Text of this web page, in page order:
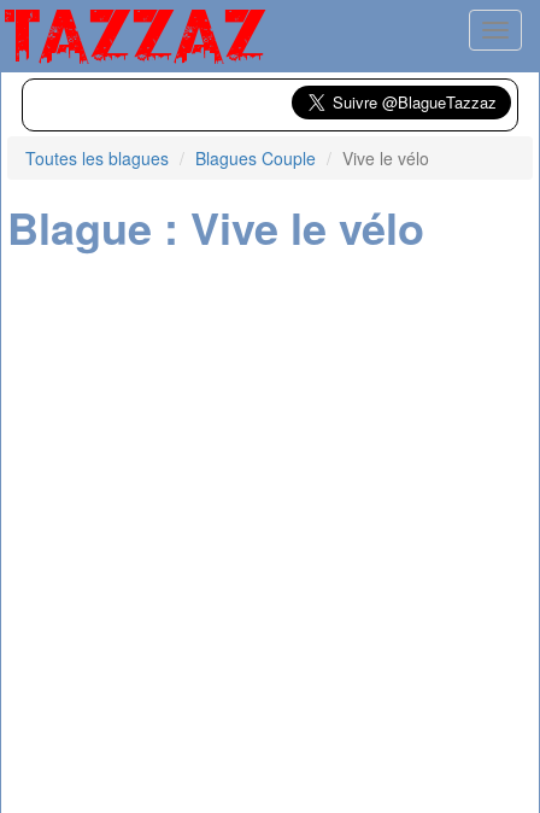
Toutes les blagues Blagues Couple Vive le vélo
Blague : Vive le vélo